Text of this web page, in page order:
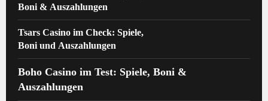
Boni & Auszahlungen
Tsars Casino im Check: Spiele,
Boni und Auszahlungen
Boho Casino im Test: Spiele, Boni &
Auszahlungen